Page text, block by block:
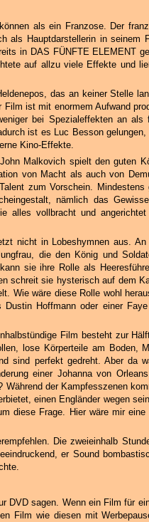
als ein Franzose. Der
als Hauptdarstellerin in seinem
in DAS FÜNFTE ELEMENT
auf allzu viele Effekte und
das an keiner Stelle
ist mit enormem Aufwand
bei Spezialeffekten an als
ist es Luc Besson
Kino-Effekte.
Malkovich spielt den guten
von Macht als auch von
zum Vorschein.
nämlich das
alles vollbracht und
nicht in Lobeshymnen aus.
die den König und
sie ihre Rolle als
schreit sie hysterisch auf dem
Wie wäre diese Rolle wohl
Hoffmann oder einer
Film besteht zur
lose Körperteile am Boden,
sind perfekt gedreht. Aber da
einer Johanna von
Während der Kampfesszenen
einen Engländer wegen
diese Frage. Hier wäre mir eine
Die zweieinhalb
er Sound
DVD sagen. Wenn ein Film für
Film wie diesen mit